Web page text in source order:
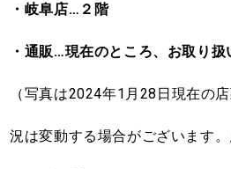
・岐阜店…２階
・通販…現在のところ、お取り
（写真は2024年1月28日現在の
況は変動する場合がございます